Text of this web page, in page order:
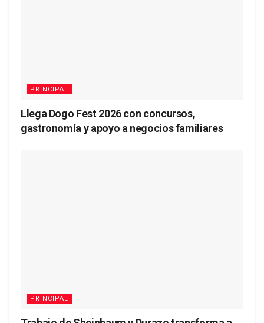
PRINCIPAL
Llega Dogo Fest 2026 con concursos,
gastronomía y apoyo a negocios familiares
PRINCIPAL